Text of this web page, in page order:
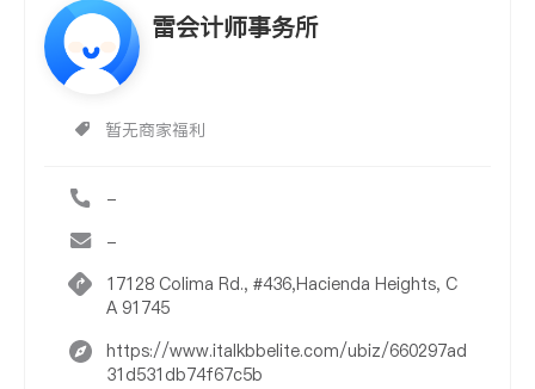
雷会计师事务所
暂无商家福利
-
-
17128 Colima Rd., #436,Hacienda Heights, C
A 91745
https://www.italkbbelite.com/ubiz/660297ad
31d531db74f67c5b